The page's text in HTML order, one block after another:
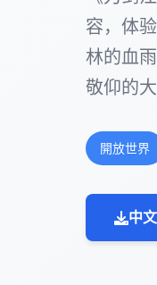
容，体
林的血
敬仰的
開放世界
中